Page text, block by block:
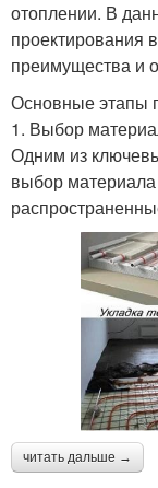
отоплении. В
проектирования
преимущества и
Основные этапы
1. Выбор
Одним из
выбор
читать дальше →